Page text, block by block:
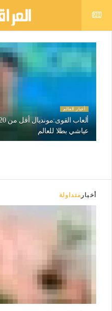
أخبار العالم
عياشي بطلا للعالم
أخبار متداولة